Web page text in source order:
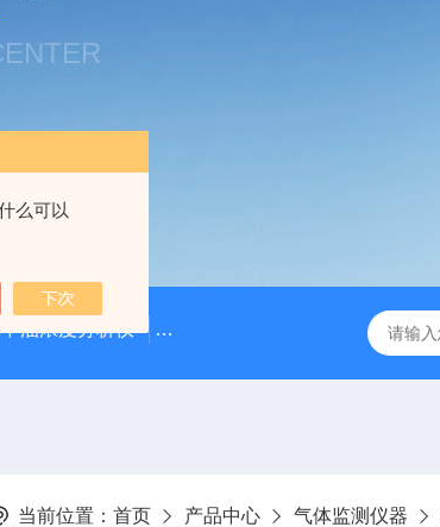
么可以
油浓度分析仪 LJ-HC500水中油浓度分析仪
当前位置： 首页 产品中心 气体监测仪器